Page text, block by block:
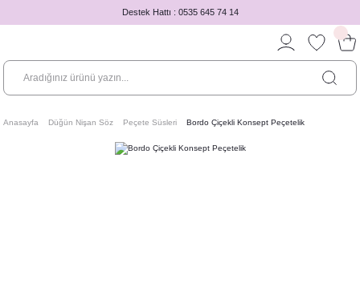
Destek Hattı : 0535 645 74 14
Anasayfa Düğün Nişan Söz Peçete Süsleri Bordo Çiçekli Konsept Peçetelik